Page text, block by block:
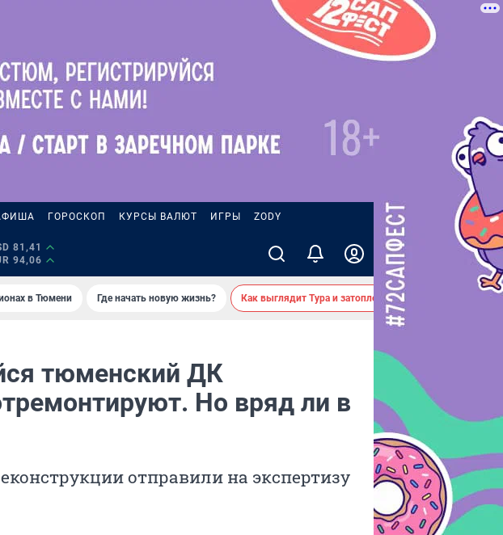
ГОРОСКОП КУРСЫ ВАЛЮТ ИГРЫ ZODY
81,41
94,06
в Тюмени Где начать новую жизнь? Как выглядит Тура и затопленные берега — вид с реки
тюменский ДК
Но вряд ли в
отправили на экспертизу